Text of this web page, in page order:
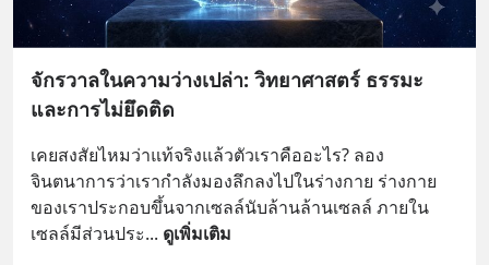
จักรวาลในความว่างเปล่า: วิทยาศาสตร์ ธรรมะ
และการไม่ยึดติด
เคยสงสัยไหมว่าแท้จริงแล้วตัวเราคืออะไร? ลอง
จินตนาการว่าเรากำลังมองลึกลงไปในร่างกาย ร่างกาย
ของเราประกอบขึ้นจากเซลล์นับล้านล้านเซลล์ ภายใน
เซลล์มีส่วนประ... ดูเพิ่มเติม